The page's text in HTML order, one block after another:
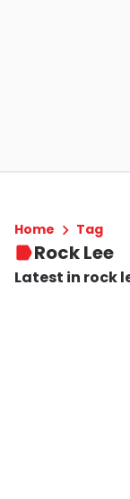
Home Tag
Rock Lee
Latest in rock